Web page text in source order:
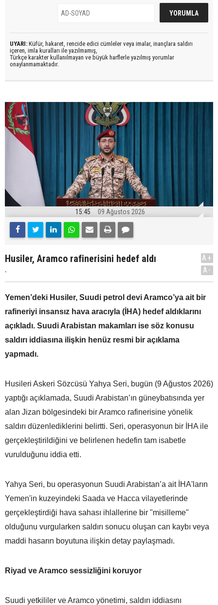
UYARI: Küfür, hakaret, rencide edici cümleler veya imalar, inançlara saldırı
içeren, imla kuralları ile yazılmamış,
Türkçe karakter kullanılmayan ve büyük harflerle yazılmış yorumlar
onaylanmamaktadır.
15:45 09 Ağustos 2026
Husiler, Aramco rafinerisini hedef aldı
.
A+
A-
Yemen’deki Husiler, Suudi petrol devi Aramco’ya ait bir
rafineriyi insansız hava aracıyla (İHA) hedef aldıklarını
açıkladı. Suudi Arabistan makamları ise söz konusu
saldırı iddiasına ilişkin henüz resmi bir açıklama
yapmadı.
Husileri Askeri Sözcüsü Yahya Seri, bugün (9 Ağustos 2026)
yaptığı açıklamada, Suudi Arabistan’ın güneybatısında yer
alan Jizan bölgesindeki bir Aramco rafinerisine yönelik
saldırı düzenlediklerini belirtti. Seri, operasyonun bir İHA ile
gerçekleştirildiğini ve belirlenen hedefin tam isabetle
vurulduğunu iddia etti.
Yahya Seri, bu operasyonun Suudi Arabistan’a ait İHA'ların
Yemen'in kuzeyindeki Saada ve Hacca vilayetlerinde
gerçekleştirdiği hava sahası ihlallerine bir "misilleme"
olduğunu vurgularken saldırı sonucu oluşan can kaybı veya
maddi hasarın boyutuna ilişkin detay paylaşmadı.
Riyad ve Aramco sessizliğini koruyor
Suudi yetkililer ve Aramco yönetimi, saldırı iddiasını